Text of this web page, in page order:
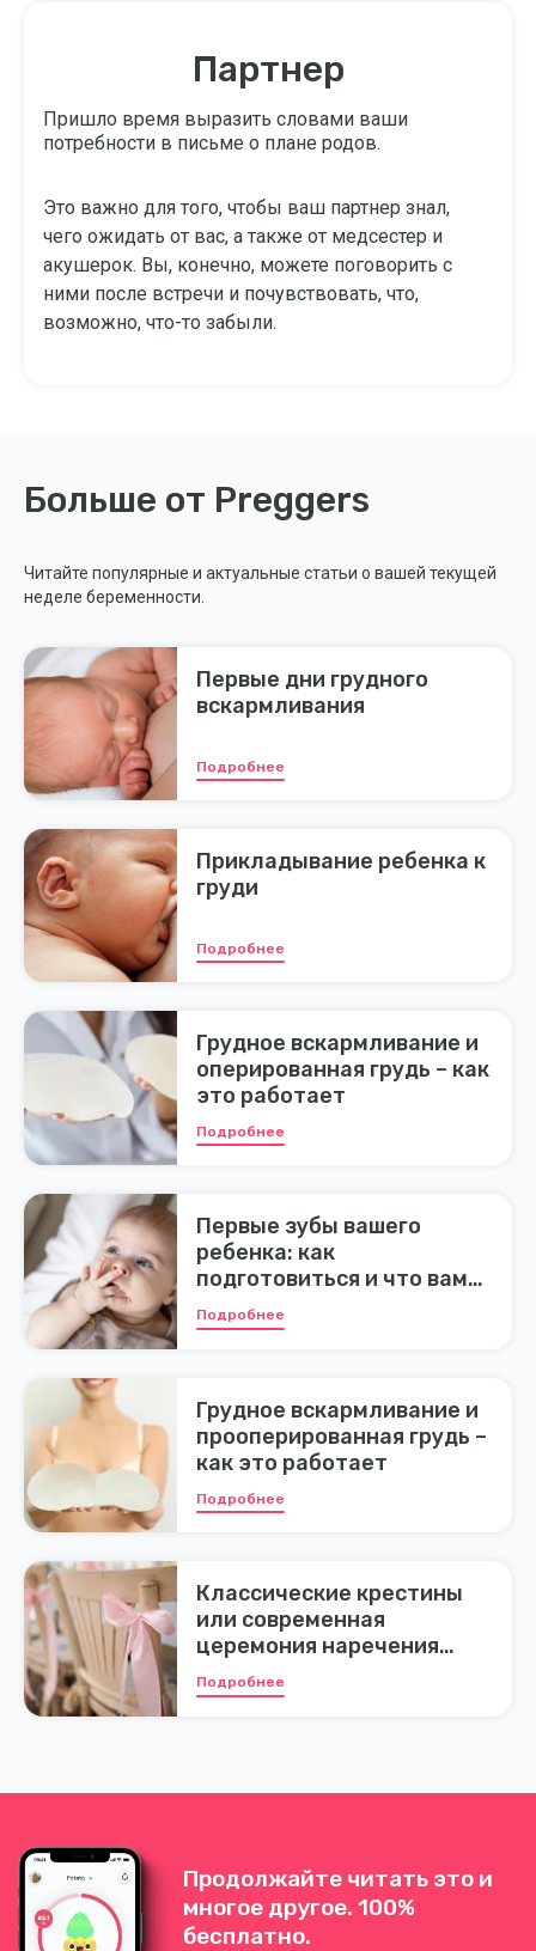
Партнер
Пришло время выразить словами ваши
потребности в письме о плане родов.
Это важно для того, чтобы ваш партнер знал,
чего ожидать от вас, а также от медсестер и
акушерок. Вы, конечно, можете поговорить с
ними после встречи и почувствовать, что,
возможно, что-то забыли.
Больше от Preggers
Читайте популярные и актуальные статьи о вашей текущей
неделе беременности.
Первые дни грудного
вскармливания
Подробнее
Прикладывание ребенка к
груди
Подробнее
Грудное вскармливание и
оперированная грудь – как
это работает
Подробнее
Первые зубы вашего
ребенка: как
подготовиться и что вам
нужно
Подробнее
Грудное вскармливание и
прооперированная грудь –
как это работает
Подробнее
Классические крестины
или современная
церемония наречения
имени?
Подробнее
Продолжайте читать это и
многое другое. 100%
бесплатно.